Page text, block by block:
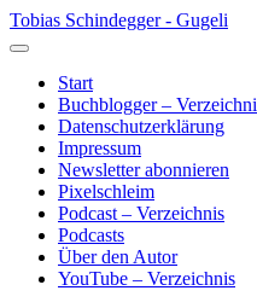
Skip
to
Tobias Schindegger - Gugeli
Start
Buchblogger –
Datenschutzerklärung
Impressum
Newsletter abonnieren
Pixelschleim
Podcast – Verzeichnis
Podcasts
Über den Autor
YouTube – Verzeichnis